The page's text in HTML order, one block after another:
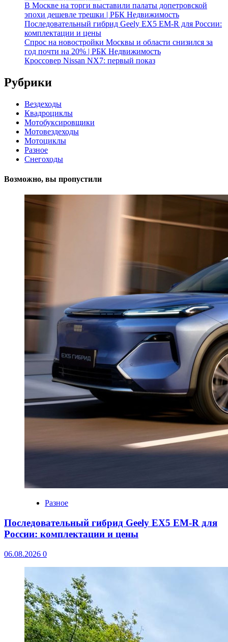
В Москве на торги выставили палаты допетровской
эпохи дешевле трешки | РБК Недвижимость
Последовательный гибрид Geely EX5 EM-R для России:
комплектации и цены
Спрос на новостройки Москвы и области снизился за
год почти на 20% | РБК Недвижимость
Кроссовер Nissan NX7: первый показ
Рубрики
Вездеходы
Квадроциклы
Мотобуксировщики
Мотовездеходы
Мотоциклы
Разное
Снегоходы
Возможно, вы пропустили
Разное
Последовательный гибрид Geely EX5 EM-R для
России: комплектации и цены
06.08.2026 0